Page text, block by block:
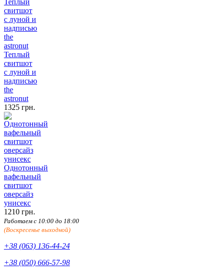
Теплый
свитшот
с луной и
надписью
the
astronut
1325 грн.
Однотонный
вафельный
свитшот
оверсайз
унисекс
1210 грн.
Работаем с 10:00 до 18:00
(Воскресенье выходной)
+38 (063) 136-44-24
+38 (050) 666-57-98